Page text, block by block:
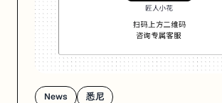
News 悉尼